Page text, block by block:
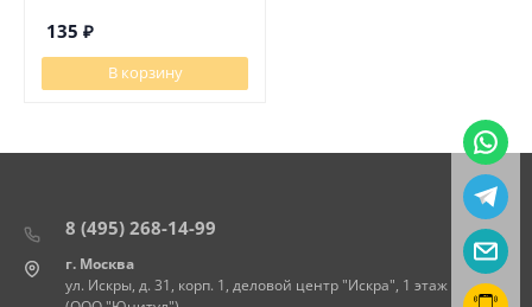
135 ₽
В корзину
8 (495) 268-14-99
г. Москва
ул. Искры, д. 31, корп. 1, деловой центр "Искра", 1 этаж